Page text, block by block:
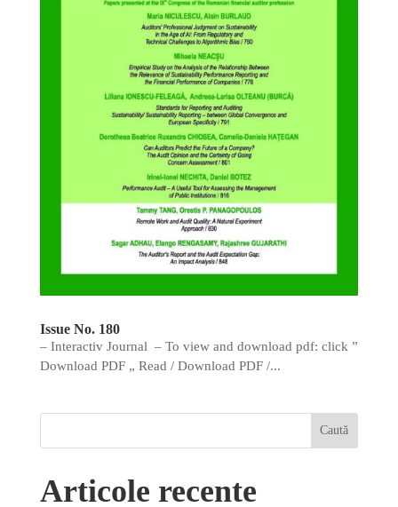
Issue No. 180
– Interactiv Journal – To view and download pdf: click ”
Download PDF „ Read / Download PDF /...
Articole recente